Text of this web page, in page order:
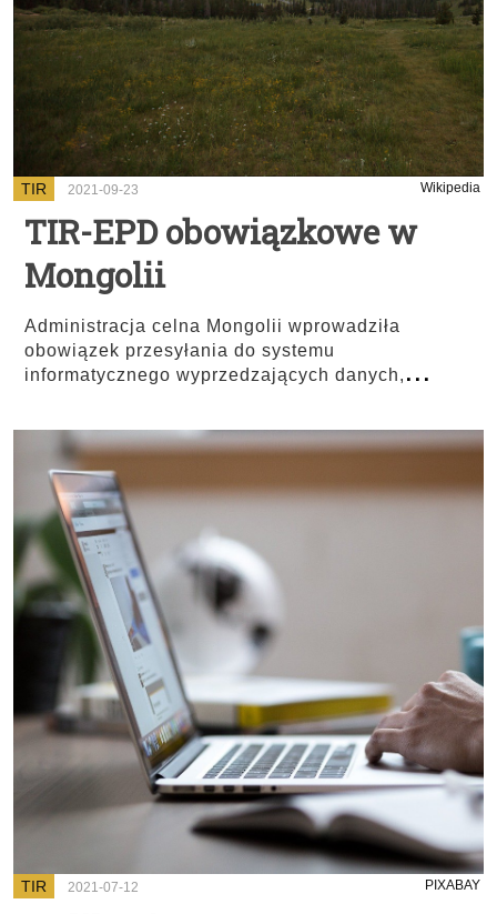
TIR 2021-09-23 Wikipedia
TIR-EPD obowiązkowe w
Mongolii
Administracja celna Mongolii wprowadziła
obowiązek przesyłania do systemu
informatycznego wyprzedzających danych, ...
TIR 2021-07-12 PIXABAY